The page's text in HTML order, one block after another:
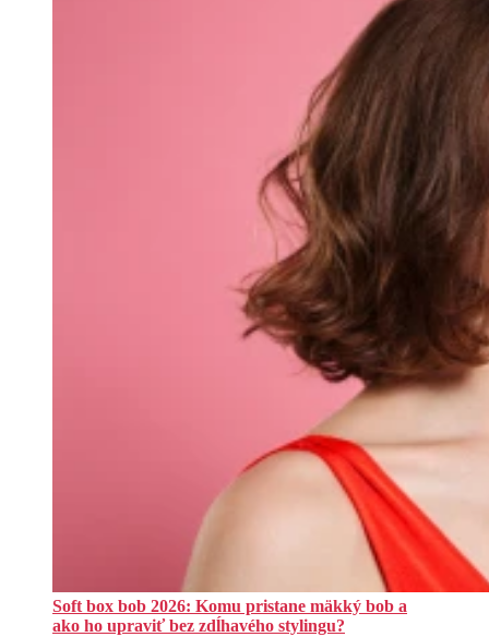
Soft box bob 2026: Komu pristane mäkký bob a
ako ho upraviť bez zdĺhavého stylingu?